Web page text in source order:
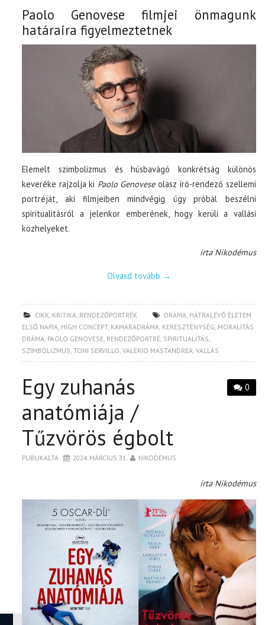
Paolo Genovese filmjei önmagunk
határaira figyelmeztetnek
Elemelt szimbolizmus és húsbavágó konkrétság különös
keveréke rajzolja ki Paolo Genoveseolasz író-rendező szellemi
portréját, aki filmjeiben mindvégig úgy próbál beszélni
spiritualitásról a jelenkor emberének, hogy kerüli a vallási
közhelyeket.
írta Nikodémus
Olvasd tovább →
CIKK KRITIKA RENDEZŐPORTRÉK DRÁMA HÁTRALÉVŐ ÉLETEM
ELSŐ NAPJA HIGH CONCEPT, KAMARADRÁMA KERESZTÉNYSÉG MORALITÁS
DRÁMA PAOLO GENOVESE RENDEZŐPORTRÉ SPIRITUALITÁS
SZIMBOLIZMUS ,TONI SERVILLO ,VALERIO MASTANDREA ,VALLÁS
0
Egy zuhanás
anatómiája /
Tűzvörös égbolt
PUBLIKÁLTA 2024. MÁRCIUS 31. NIKODEMUS
írta Nikodémus